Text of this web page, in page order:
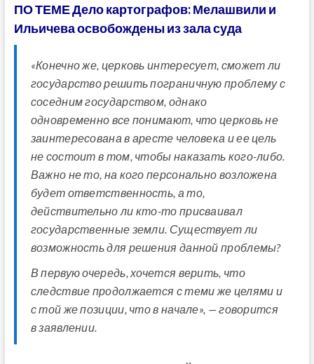
ПО ТЕМЕ Дело картографов: Мелашвили и
Ильичева освобождены из зала суда
«Конечно же, церковь интересует, сможет ли
государство решить пограничную проблему с
соседним государством, однако
одновременно все понимают, что церковь не
заинтересована в аресте человека и ее цель
не состоит в том, чтобы наказать кого-либо.
Важно не то, на кого персонально возложена
будет ответственность, а то,
действительно ли кто-то присваивал
государственные земли. Существует ли
возможность для решения данной проблемы?
В первую очередь, хочется верить, что
следствие продолжается с теми же целями и
с той же позиции, что в начале», — говорится
в заявлении.